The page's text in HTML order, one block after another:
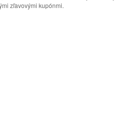
zľavovými kupónmi.